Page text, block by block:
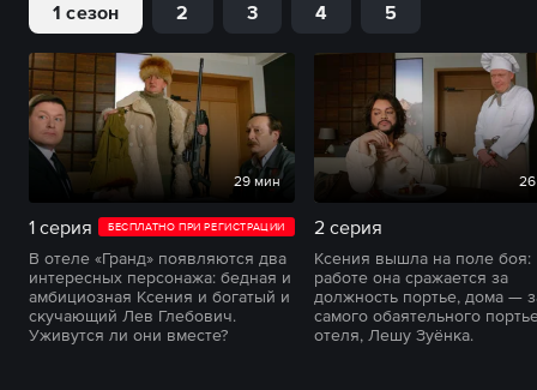
1 сезон 2 3 4 5
29 мин
1 серия БЕСПЛАТНО ПРИ РЕГИСТРАЦИИ
В отеле «Гранд» появляются два
интересных персонажа: бедная и
амбициозная Ксения и богатый и
скучающий Лев Глебович.
Уживутся ли они вместе?
2 серия
Ксения вышла на поле боя:
работе она сражается за
должность портье, дома —
самого обаятельного
отеля, Лешу Зуёнка.